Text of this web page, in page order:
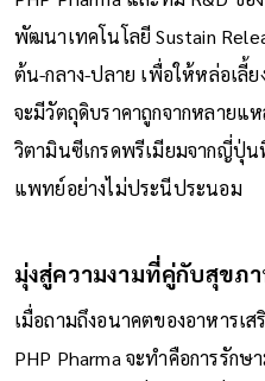
พัฒนาเทคโนโลยี Sustain
ต้น-กลาง-ปลาย เพื่อให้หล่อเลี้
จะมีวัตถุดิบราคาถูกจากหลายแ
วิตามินซีเกรดพรีเมียมจากญี่ปุ่
แพทย์อย่างไม่ประนีประนอม
มุ่งสู่ความงามที่คู่กับสุขภ
เมื่อถามถึงอนาคตของอาหารเส
PHP Pharma จะทำคือการรัก